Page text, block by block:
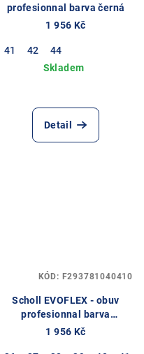
profesionnal barva černá
1 956 Kč
41 42 44
Detail
Scholl EVOFLEX - obuv
profesionnal barva
námořnická modř
1 956 Kč
KÓD: F293781040410